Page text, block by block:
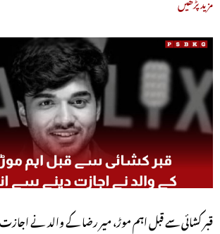
قبر کشائی سے قبل اہم موڑ، میر رضا کے والد نے